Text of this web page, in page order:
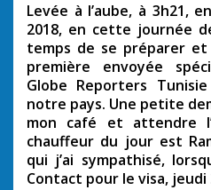
Levée à l’aube, à 3h21,
2018, en cette journée
temps de se préparer
première envoyée
Globe Reporters
notre pays. Une petite
mon café et attendre
chauffeur du jour est
qui j’ai sympathisé,
Contact pour le visa, jeudi